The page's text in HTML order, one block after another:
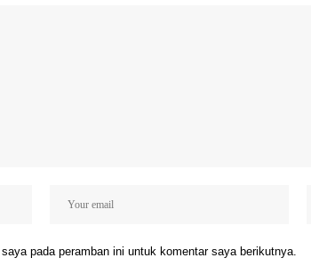
pada peramban ini untuk komentar saya berikutnya.